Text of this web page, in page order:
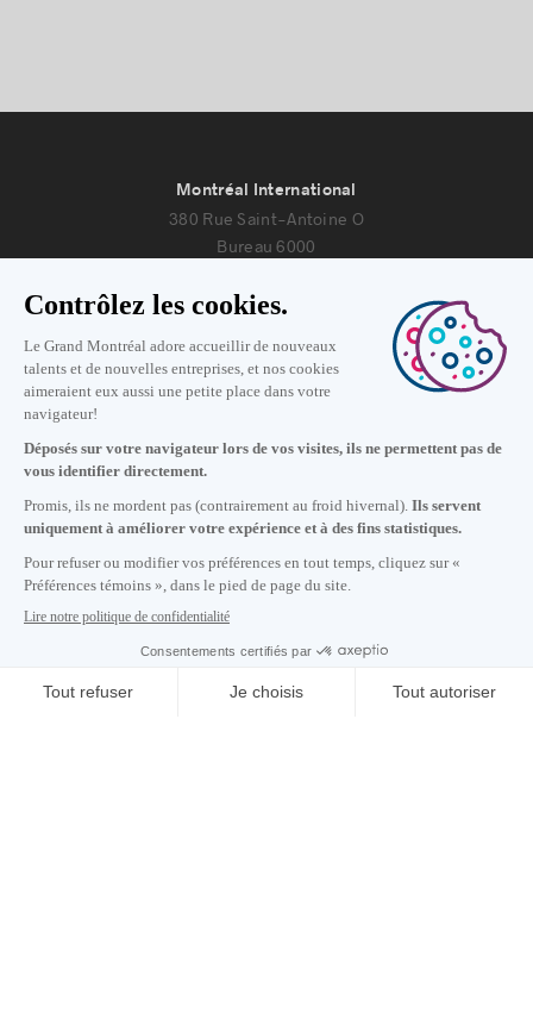
S'abonner à notre infolettre
Carrières
À propos de nous
Montréal International
380 Rue Saint-Antoine O
Bureau 6000
Nous joindre
Lundi au vendredi de 8h30 à 17h.